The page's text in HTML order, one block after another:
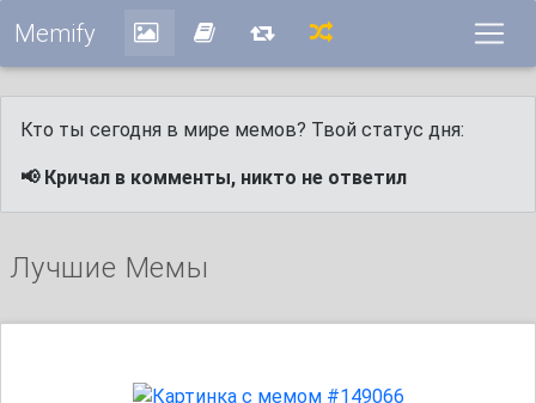
Memify
Кто ты сегодня в мире мемов? Твой статус дня:
📢 Кричал в комменты, никто не ответил
Лучшие Мемы